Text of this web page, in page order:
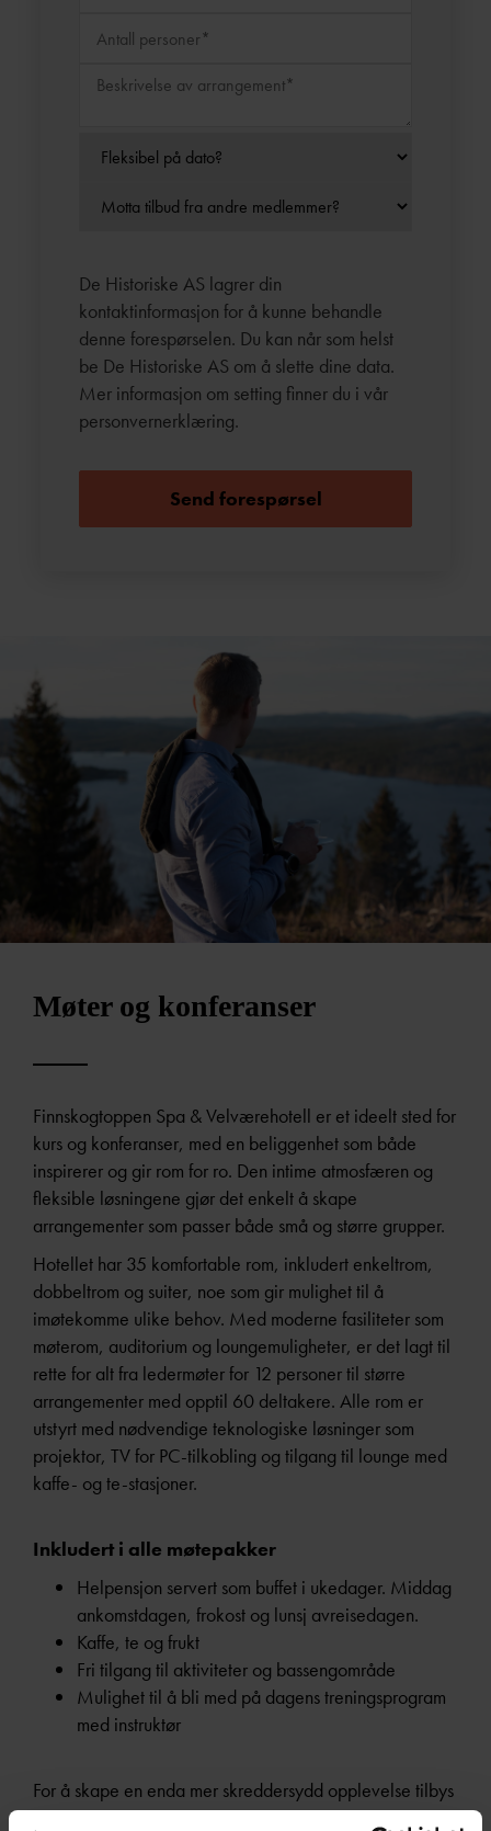
De Historiske AS lagrer din
kontaktinformasjon for å kunne behandle
denne forespørselen. Du kan når som helst
be De Historiske AS om å slette dine data.
Mer informasjon om setting finner du i vår
personvernerklæring.
Møter og konferanser
Finnskogtoppen Spa & Velværehotell er et ideelt sted for
kurs og konferanser, med en beliggenhet som både
inspirerer og gir rom for ro. Den intime atmosfæren og
fleksible løsningene gjør det enkelt å skape
arrangementer som passer både små og større grupper.
Hotellet har 35 komfortable rom, inkludert enkeltrom,
dobbeltrom og suiter, noe som gir mulighet til å
imøtekomme ulike behov. Med moderne fasiliteter som
møterom, auditorium og loungemuligheter, er det lagt til
rette for alt fra ledermøter for 12 personer til større
arrangementer med opptil 60 deltakere. Alle rom er
utstyrt med nødvendige teknologiske løsninger som
projektor, TV for PC-tilkobling og tilgang til lounge med
kaffe- og te-stasjoner.
Inkludert i alle møtepakker
Helpensjon servert som buffet i ukedager. Middag
ankomstdagen, frokost og lunsj avreisedagen.
Kaffe, te og frukt
Fri tilgang til aktiviteter og bassengområde
Mulighet til å bli med på dagens treningsprogram
med instruktør
For å skape en enda mer skreddersydd opplevelse tilbys
oppgraderinger som 3-retters middager, rundstykker og